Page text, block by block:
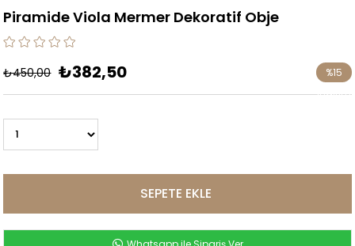
Piramide Viola Mermer Dekoratif Obje
₺450,00 ₺382,50 %15
İndirim